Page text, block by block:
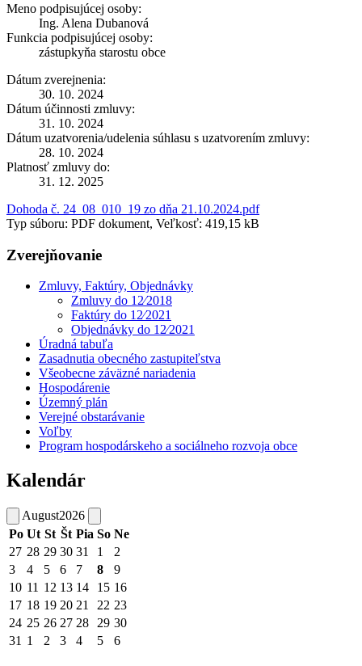
Meno podpisujúcej osoby:
Ing. Alena Dubanová
Funkcia podpisujúcej osoby:
zástupkyňa starostu obce
Dátum zverejnenia:
30. 10. 2024
Dátum účinnosti zmluvy:
31. 10. 2024
Dátum uzatvorenia/udelenia súhlasu s uzatvorením zmluvy:
28. 10. 2024
Platnosť zmluvy do:
31. 12. 2025
Dohoda č. 24_08_010_19 zo dňa 21.10.2024.pdf
Typ súboru: PDF dokument, Veľkosť: 419,15 kB
Zverejňovanie
Zmluvy, Faktúry, Objednávky
Zmluvy do 12⁄2018
Faktúry do 12⁄2021
Objednávky do 12⁄2021
Úradná tabuľa
Zasadnutia obecného zastupiteľstva
Všeobecne záväzné nariadenia
Hospodárenie
Územný plán
Verejné obstarávanie
Voľby
Program hospodárskeho a sociálneho rozvoja obce
Kalendár
August2026
Po Ut St Št Pia So Ne
27 28 29 30 31 1
2
3
4 5 6 7 8
9
10 11 12 13 14 15 16
17 18 19 20 21 22 23
24 25 26 27 28 29 30
31 1 2 3 4 5 6